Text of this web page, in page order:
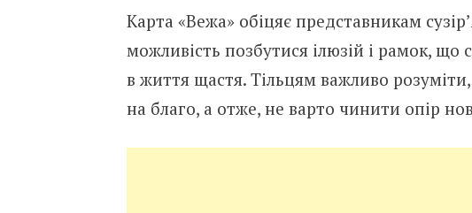
Карта «Вежа» обіцяє представникам
можливість позбутися ілюзій і рамок, що
в життя щастя. Тільцям важливо
на благо, а отже, не варто чинити опір